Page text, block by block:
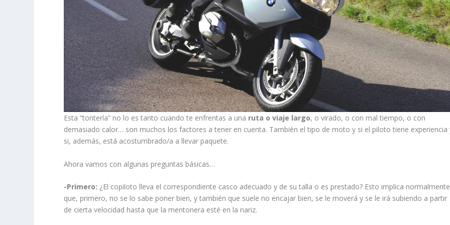
Esta “tontería” no lo es tanto cuando te enfrentas a una ruta o viaje largo, o virado, o con mal tiempo, o con
demasiado calor… son muchos los factores a tener en cuenta. También el tipo de moto y si el piloto tiene experiencia
si, además, está acostumbrado/a a llevar paquete.
Ahora vamos con algunas preguntas básicas…
-Primero: ¿El copiloto lleva el correspondiente casco adecuado y de su talla o es prestado? Esto implica normalmente
que, primero, no se lo sabe poner bien, y también que suele no encajar bien, se le moverá y se le irá subiendo a partir
de cierta velocidad hasta que la mentonera esté en la nariz.